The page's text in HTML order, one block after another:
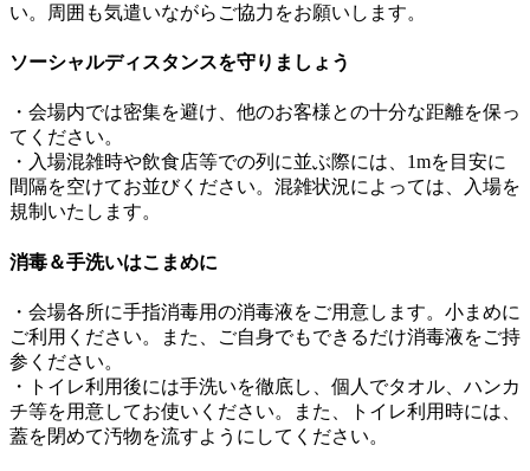
い。周囲も気遣いながらご協力をお願いします。
ソーシャルディスタンスを守りましょう
・会場内では密集を避け、他のお客様との十分な距離を保っ
てください。
・入場混雑時や飲食店等での列に並ぶ際には、1mを目安に
間隔を空けてお並びください。混雑状況によっては、入場を
規制いたします。
消毒＆手洗いはこまめに
・会場各所に手指消毒用の消毒液をご用意します。小まめに
ご利用ください。また、ご自身でもできるだけ消毒液をご持
参ください。
・トイレ利用後には手洗いを徹底し、個人でタオル、ハンカ
チ等を用意してお使いください。また、トイレ利用時には、
蓋を閉めて汚物を流すようにしてください。